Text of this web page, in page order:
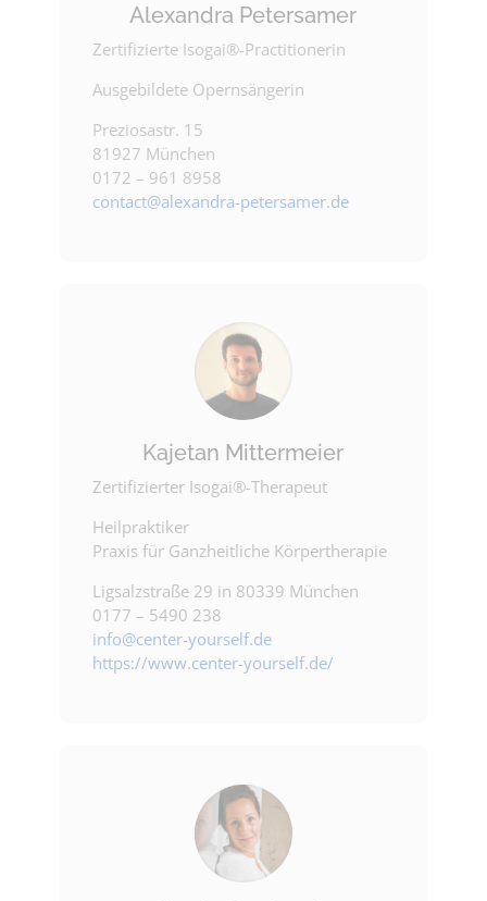
Alexandra Petersamer
Zertifizierte Isogai®-Practitionerin
Ausgebildete Opernsängerin
Preziosastr. 15
81927 München
0172 – 961 8958
contact@alexandra-petersamer.de
Kajetan Mittermeier
Zertifizierter Isogai®-Therapeut
Heilpraktiker
Praxis für Ganzheitliche Körpertherapie
Ligsalzstraße 29 in 80339 München
0177 – 5490 238
info@center-yourself.de
https://www.center-yourself.de/